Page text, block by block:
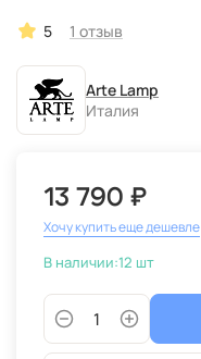
5 1 отзыв
Arte Lamp
Италия
13 790 ₽
Хочу купить еще дешевле
В наличии:12 шт